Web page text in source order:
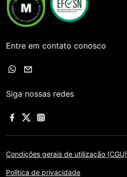
Entre em contato conosco
Siga nossas redes
Condições gerais de utilização (CGU)
Política de privacidade